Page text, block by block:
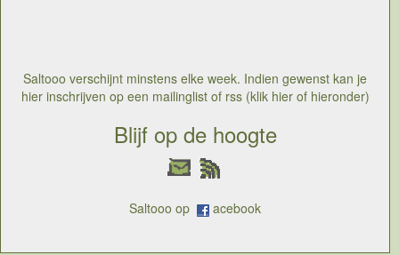
Saltooo verschijnt minstens elke week. Indien gewenst kan je
hier inschrijven op een mailinglist of rss (klik hier of hieronder)
Blijf op de hoogte
Saltooo op acebook